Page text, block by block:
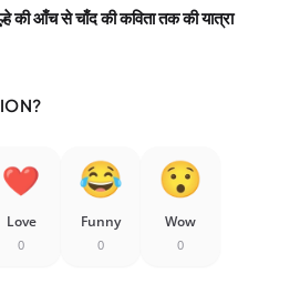
आँच से चाँद की कविता तक की यात्रा
Love
0
Funny
0
Wow
0